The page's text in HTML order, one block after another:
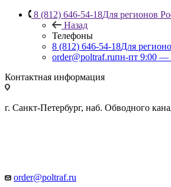
8 (812) 646-54-18Для регионов
Назад
Телефоны
8 (812) 646-54-18Для
order@poltraf.ruпн-пт 9:00 —
Контактная информация
г. Санкт-Петербург, наб. Обводного
order@poltraf.ru